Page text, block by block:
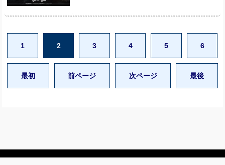
1 2 3 4 5 6
最初 前ページ 次ページ 最後